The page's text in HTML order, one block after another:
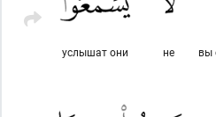
божества), которых вы
вы
не
услышат они